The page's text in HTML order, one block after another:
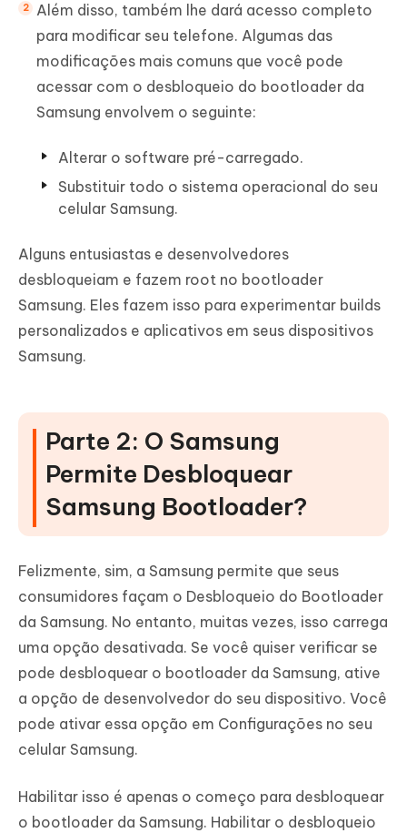
Além disso, também lhe dará acesso completo
para modificar seu telefone. Algumas das
modificações mais comuns que você pode
acessar com o desbloqueio do bootloader da
Samsung envolvem o seguinte:
Alterar o software pré-carregado.
Substituir todo o sistema operacional do seu
celular Samsung.
Alguns entusiastas e desenvolvedores
desbloqueiam e fazem root no bootloader
Samsung. Eles fazem isso para experimentar builds
personalizados e aplicativos em seus dispositivos
Samsung.
Parte 2: O Samsung
Permite Desbloquear
Samsung Bootloader?
Felizmente, sim, a Samsung permite que seus
consumidores façam o Desbloqueio do Bootloader
da Samsung. No entanto, muitas vezes, isso carrega
uma opção desativada. Se você quiser verificar se
pode desbloquear o bootloader da Samsung, ative
a opção de desenvolvedor do seu dispositivo. Você
pode ativar essa opção em Configurações no seu
celular Samsung.
Habilitar isso é apenas o começo para desbloquear
o bootloader da Samsung. Habilitar o desbloqueio